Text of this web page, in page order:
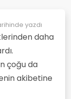
yazdı
daha
çoğu da
akibetine